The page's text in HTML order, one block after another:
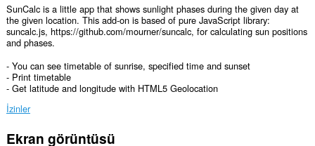
SunCalc is a little app that shows sunlight phases during the given day at
the given location. This add-on is based of pure JavaScript library:
suncalc.js, https://github.com/mourner/suncalc, for calculating sun positions
and phases.
- You can see timetable of sunrise, specified time and sunset
- Print timetable
- Get latitude and longitude with HTML5 Geolocation
İzinler
Bu
Ekran görüntüsü